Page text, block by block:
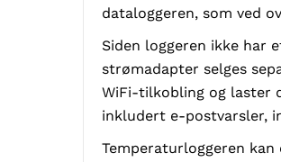
dataloggeren, som ved
Siden loggeren ikke har
strømadapter selges
WiFi-tilkobling og laster
inkludert e-postvarsler,
Temperaturloggeren